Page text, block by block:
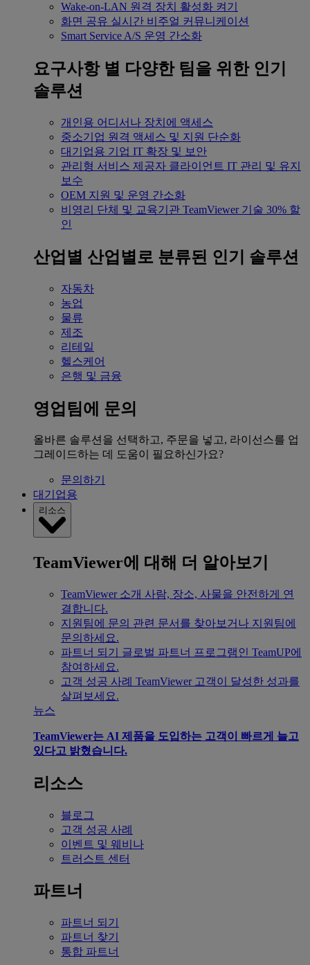
Wake-on-LAN 원격 장치 활성화 켜기
화면 공유 실시간 비주얼 커뮤니케이션
Smart Service A/S 운영 간소화
요구사항 별 다양한 팀을 위한 인기
솔루션
개인용 어디서나 장치에 액세스
중소기업 원격 액세스 및 지원 단순화
대기업용 기업 IT 확장 및 보안
관리형 서비스 제공자 클라이언트 IT 관리 및 유지
보수
OEM 지원 및 운영 간소화
비영리 단체 및 교육기관 TeamViewer 기술 30% 할
인
산업별 산업별로 분류된 인기 솔루션
자동차
농업
물류
제조
리테일
헬스케어
은행 및 금융
영업팀에 문의
올바른 솔루션을 선택하고, 주문을 넣고, 라이선스를 업
그레이드하는 데 도움이 필요하신가요?
문의하기
대기업용
리소스
TeamViewer에 대해 더 알아보기
TeamViewer 소개 사람, 장소, 사물을 안전하게 연
결합니다.
지원팀에 문의 관련 문서를 찾아보거나 지원팀에
문의하세요.
파트너 되기
글로벌 파트너 프로그램인 TeamUP에
참여하세요.
고객 성공 사례 TeamViewer 고객이 달성한 성과를
살펴보세요.
뉴스
TeamViewer는 AI 제품을 도입하는 고객이 빠르게 늘고
있다고 밝혔습니다.
리소스
블로그
고객 성공 사례
이벤트 및 웨비나
트러스트 센터
파트너
파트너 되기
파트너 찾기
통합 파트너